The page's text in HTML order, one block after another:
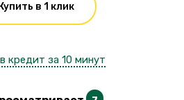
Купить в 1 клик
кредит за 10 минут